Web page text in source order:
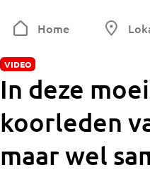
Home
VIDEO
In deze
koorleden
maar wel